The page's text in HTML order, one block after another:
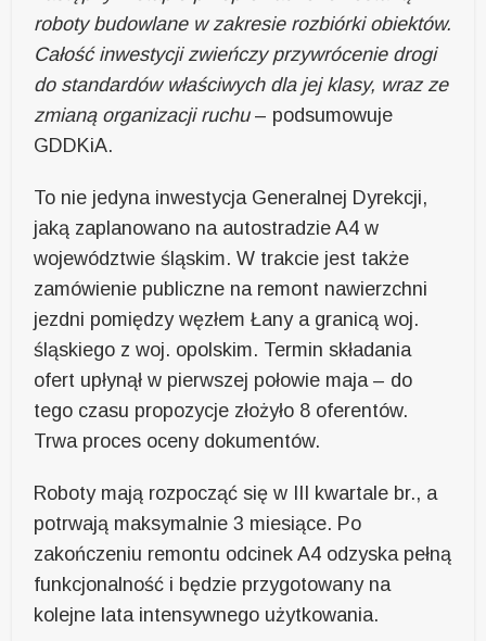
roboty budowlane w zakresie rozbiórki obiektów.
Całość inwestycji zwieńczy przywrócenie drogi
do standardów właściwych dla jej klasy, wraz ze
zmianą organizacji ruchu– podsumowuje
GDDKiA.
To nie jedyna inwestycja Generalnej Dyrekcji,
jaką zaplanowano na autostradzie A4 w
województwie śląskim. W trakcie jest także
zamówienie publiczne na remont nawierzchni
jezdni pomiędzy węzłem Łany a granicą woj.
śląskiego z woj. opolskim. Termin składania
ofert upłynął w pierwszej połowie maja – do
tego czasu propozycje złożyło 8 oferentów.
Trwa proces oceny dokumentów.
Roboty mają rozpocząć się w III kwartale br., a
potrwają maksymalnie 3 miesiące. Po
zakończeniu remontu odcinek A4 odzyska pełną
funkcjonalność i będzie przygotowany na
kolejne lata intensywnego użytkowania.